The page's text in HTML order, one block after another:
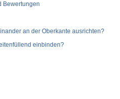
Bewertungen
an der Oberkante ausrichten?
einbinden?